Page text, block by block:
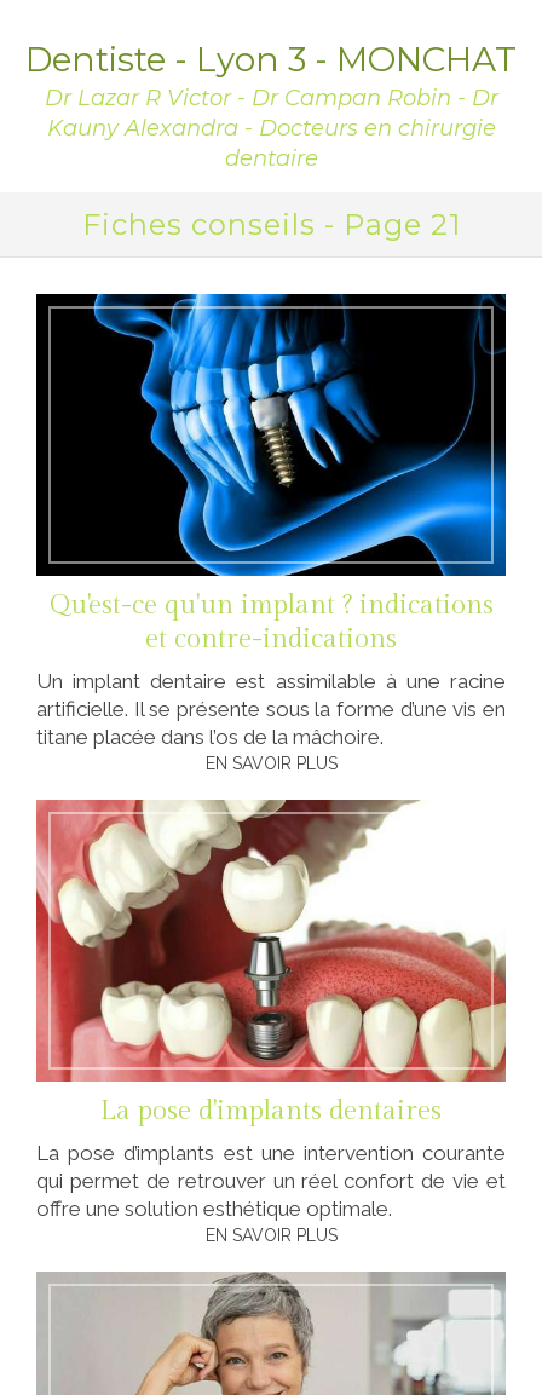
Dentiste - Lyon 3 - MONCHAT
Dr Lazar R Victor - Dr Campan Robin - Dr
Kauny Alexandra - Docteurs en chirurgie
dentaire
Fiches conseils - Page 21
Qu'est-ce qu'un implant ? indications
et contre-indications
Un implant dentaire est assimilable à une racine
artificielle. Il se présente sous la forme d’une vis en
titane placée dans l’os de la mâchoire.
EN SAVOIR PLUS
La pose d'implants dentaires
La pose d’implants est une intervention courante
qui permet de retrouver un réel confort de vie et
offre une solution esthétique optimale.
EN SAVOIR PLUS